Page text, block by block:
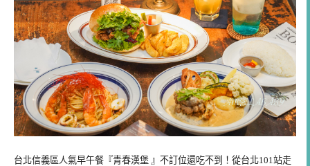
台北信義區人氣早午餐『青春漢堡 』不訂位還吃不到！從台北101站走